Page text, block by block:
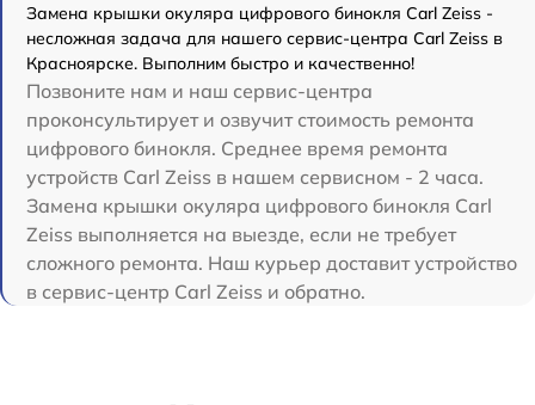
Замена крышки окуляра цифрового бинокля Carl Zeiss -
несложная задача для нашего сервис-центра Carl Zeiss в
Красноярске. Выполним быстро и качественно!
Позвоните нам и наш сервис-центра
проконсультирует и озвучит стоимость ремонта
цифрового бинокля. Среднее время ремонта
устройств Carl Zeiss в нашем сервисном - 2 часа.
Замена крышки окуляра цифрового бинокля Carl
Zeiss выполняется на выезде, если не требует
сложного ремонта. Наш курьер доставит устройство
в сервис-центр Carl Zeiss и обратно.